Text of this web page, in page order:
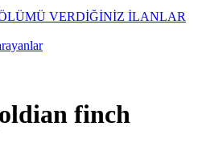
VERDİĞİNİZ İLANLAR
finch